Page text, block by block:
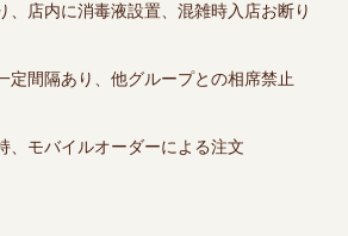
店内に消毒液設置 混雑時入店お断り
定間隔あり 他グループとの相席禁止
モバイルオーダーによる注文